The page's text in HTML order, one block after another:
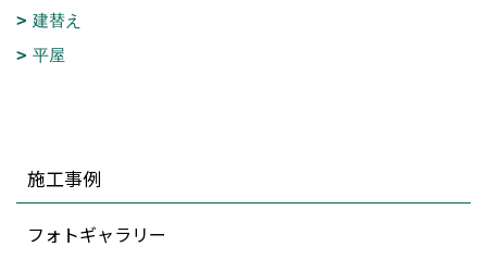
建替え
平屋
施工事例
フォトギャラリー